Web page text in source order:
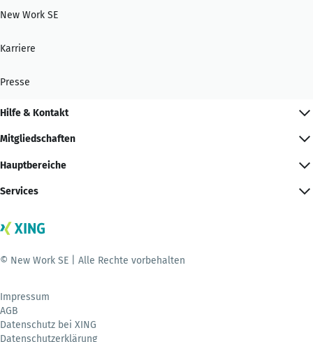
New Work SE
Karriere
Presse
Hilfe & Kontakt
Mitgliedschaften
Hauptbereiche
Services
© New Work SE | Alle Rechte vorbehalten
Impressum
AGB
Datenschutz bei XING
Datenschutzerklärung